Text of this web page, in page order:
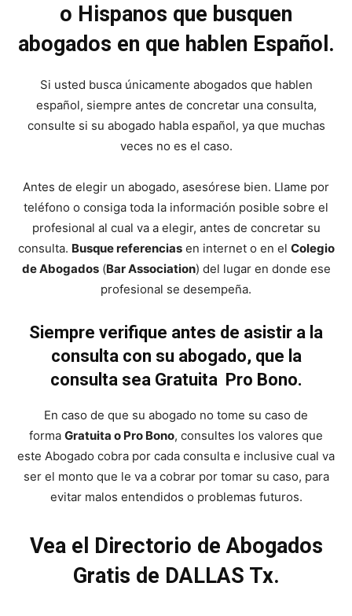
o Hispanos que busquen
abogados en que hablen Español.
Si usted busca únicamente abogados que hablen
español, siempre antes de concretar una consulta,
consulte si su abogado habla español, ya que muchas
veces no es el caso.
Antes de elegir un abogado, asesórese bien. Llame por
teléfono o consiga toda la información posible sobre el
profesional al cual va a elegir, antes de concretar su
consulta. Busque referenciasen internet o en el Colegio
de Abogados(Bar Association) del lugar en donde ese
profesional se desempeña.
Siempre verifique antes de asistir a la
consulta con su abogado, que la
consulta sea Gratuita Pro Bono.
En caso de que su abogado no tome su caso de
forma Gratuita o Pro Bono, consultes los valores que
este Abogado cobra por cada consulta e inclusive cual va
ser el monto que le va a cobrar por tomar su caso, para
evitar malos entendidos o problemas futuros.
Vea el Directorio de Abogados
Gratis de DALLAS Tx.